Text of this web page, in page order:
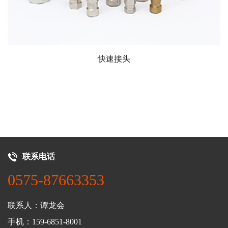
快速接头
联系电话
0575-87663353
联系人：谭龙会
手机：159-6851-8001